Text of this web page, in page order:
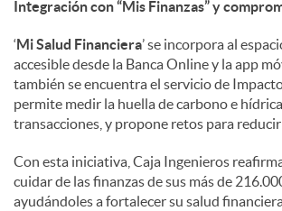
Integración con “Mis Finanzas” y
‘Mi Salud Financiera’ se incorpora al
accesible desde la Banca Online y la app
también se encuentra el servicio de
permite medir la huella de carbono e
transacciones, y propone retos para
Con esta iniciativa, Caja Ingenieros
cuidar de las finanzas de sus más de
ayudándoles a fortalecer su salud